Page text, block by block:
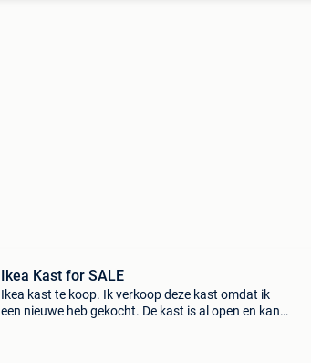
Ikea Kast for SALE
Ikea kast te koop. Ik verkoop deze kast omdat ik
een nieuwe heb gekocht. De kast is al open en kan